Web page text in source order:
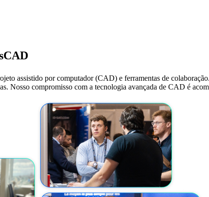
assistido por computador (CAD) e ferramentas de
Nosso compromisso com a tecnologia avançada de CAD é